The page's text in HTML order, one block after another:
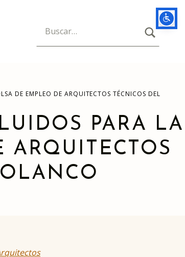
Búsqueda para: BUSCAR
DE EMPLEO DE ARQUITECTOS TÉCNICOS DEL
PARA LA